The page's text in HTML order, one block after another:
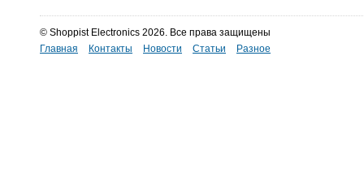
© Shoppist Electronics 2026. Все права защищены
Главная
Контакты Новости Статьи Разное